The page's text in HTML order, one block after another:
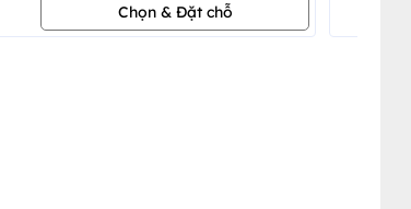
Chọn & Đặt chỗ